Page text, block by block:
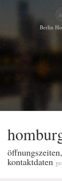
Berlin
kontaktdaten